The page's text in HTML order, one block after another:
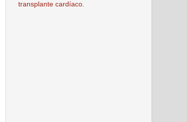
transplante cardíaco.